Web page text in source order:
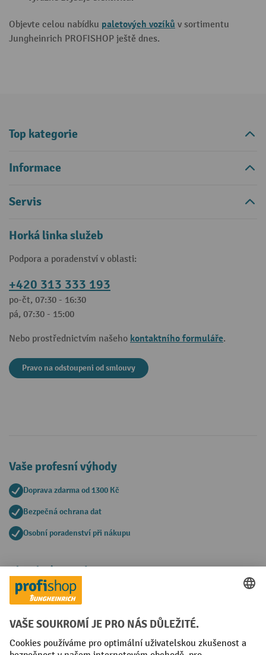
Objevte celou nabídku paletových vozíků v sortimentu
Jungheinrich PROFISHOP ještě dnes.
Top kategorie
Informace
Servis
Horká linka služeb
Podpora a poradenství v oblasti:
+420 313 333 193
po-čt, 07:30 - 16:30
pá, 07:30 - 15:00
Nebo prostřednictvím našeho kontaktního formuláře.
Pravo na odstoupeni od smlouvy
Vaše profesní výhody
Doprava zdarma od 1300 Kč
Bezpečná ochrana dat
Osobní poradenství při nákupu
Platební metody
Faktura
Sociální sítě